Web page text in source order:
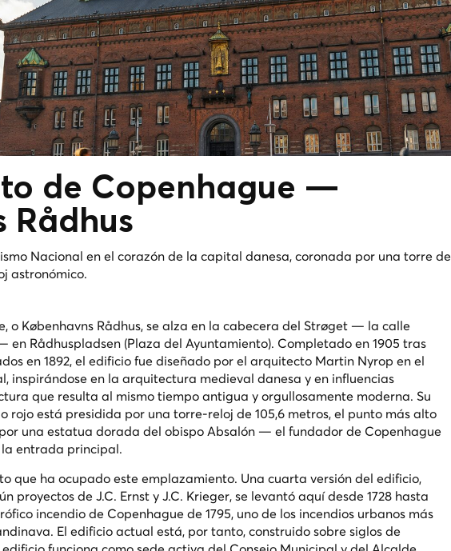
de Copenhague —
Rådhus
Nacional en el corazón de la capital danesa, coronada por una torre de
astronómico.
o Københavns Rådhus, se alza en la cabecera del Strøget — la calle
Rådhuspladsen (Plaza del Ayuntamiento). Completado en 1905 tras
en 1892, el edificio fue diseñado por el arquitecto Martin Nyrop en el
inspirándose en la arquitectura medieval danesa y en influencias
que resulta al mismo tiempo antigua y orgullosamente moderna. Su
está presidida por una torre-reloj de 105,6 metros, el punto más alto
una estatua dorada del obispo Absalón — el fundador de Copenhague
entrada principal.
que ha ocupado este emplazamiento. Una cuarta versión del edificio,
proyectos de J.C. Ernst y J.C. Krieger, se levantó aquí desde 1728 hasta
incendio de Copenhague de 1795, uno de los incendios urbanos más
El edificio actual está, por tanto, construido sobre siglos de